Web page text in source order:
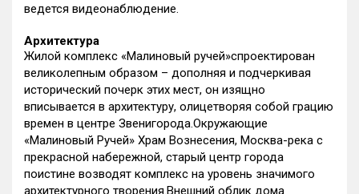
ведется видеонаблюдение.
Архитектура
Жилой комплекс «Малиновый ручей»спроектирован
великолепным образом – дополняя и подчеркивая
исторический почерк этих мест, он изящно
вписывается в архитектуру, олицетворяя собой грацию
времен в центре Звенигорода.Окружающие
«Малиновый Ручей» Храм Вознесения, Москва-река с
прекрасной набережной, старый центр города
поистине возводят комплекс на уровень значимого
архитектурного творения.Внешний облик дома